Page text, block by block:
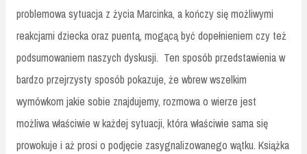
problemowa sytuacja z życia Marcinka, a kończy się możliwymi
reakcjami dziecka oraz puentą, mogącą być dopełnieniem czy też
podsumowaniem naszych dyskusji. Ten sposób przedstawienia w
bardzo przejrzysty sposób pokazuje, że wbrew wszelkim
wymówkom jakie sobie znajdujemy, rozmowa o wierze jest
możliwa właściwie w każdej sytuacji, która właściwie sama się
prowokuje i aż prosi o podjęcie zasygnalizowanego wątku. Książka